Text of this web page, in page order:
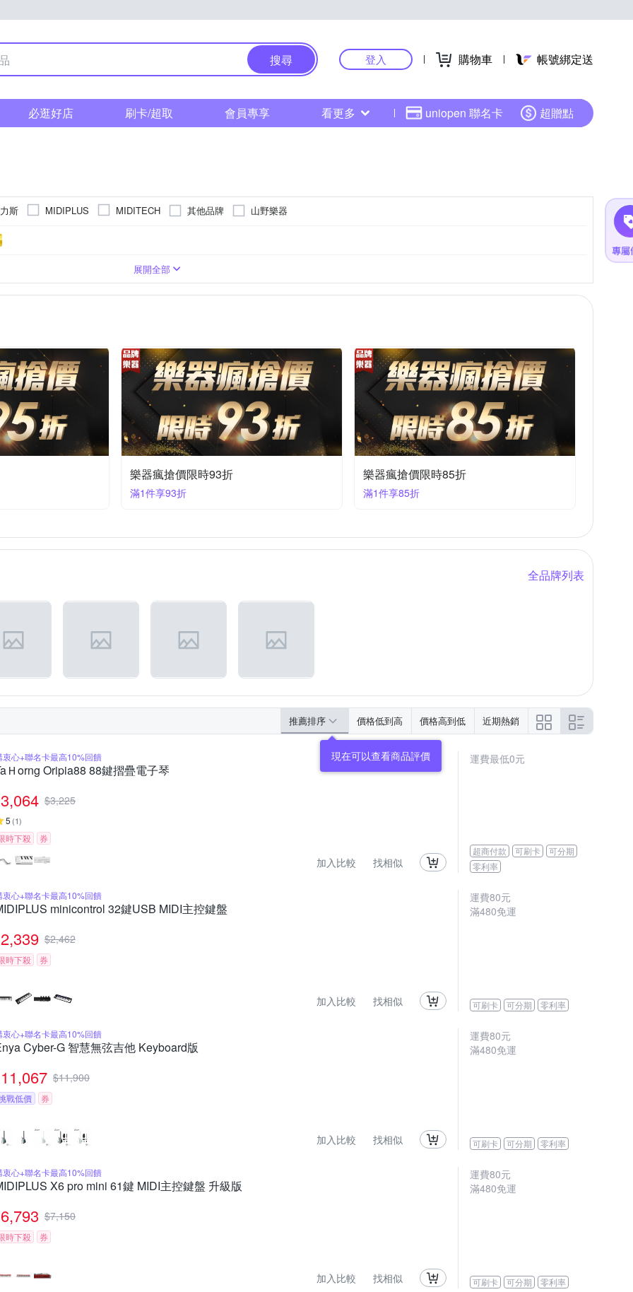
搜尋 登入 購物車 帳號綁定送
必逛好店 刷卡/超取 會員專享 看更多 uniopen 聯名卡 超贈點
斯 MIDIPLUS MIDITECH 其他品牌 山野樂器
展開全部
樂器瘋搶價限時93折
滿1件享93折
樂器瘋搶價限時85折
滿1件享85折
全品牌列表
推薦排序 價格低到高 價格高到低 近期熱銷
衷心+聯名卡最高10%回饋
Ｈorng Oripia88 88鍵摺疊電子琴
3,064 $3,225
5 (1)
時下殺 券
加入比較 找相似
運費最低0元
超商付款 可刷卡
可分期
零利率
衷心+聯名卡最高10%回饋
minicontrol 32鍵USB MIDI主控鍵盤
2,339 $2,462
時下殺 券
加入比較 找相似
運費80元
滿480免運
可刷卡 可分期 零利率
衷心+聯名卡最高10%回饋
Cyber-G 智慧無弦吉他 Keyboard版
11,067 $11,900
戰低價 券
加入比較 找相似
運費80元
滿480免運
可刷卡 可分期 零利率
衷心+聯名卡最高10%回饋
X6 pro mini 61鍵 MIDI主控鍵盤 升級版
6,793 $7,150
時下殺 券
加入比較 找相似
運費80元
滿480免運
可刷卡 可分期 零利率